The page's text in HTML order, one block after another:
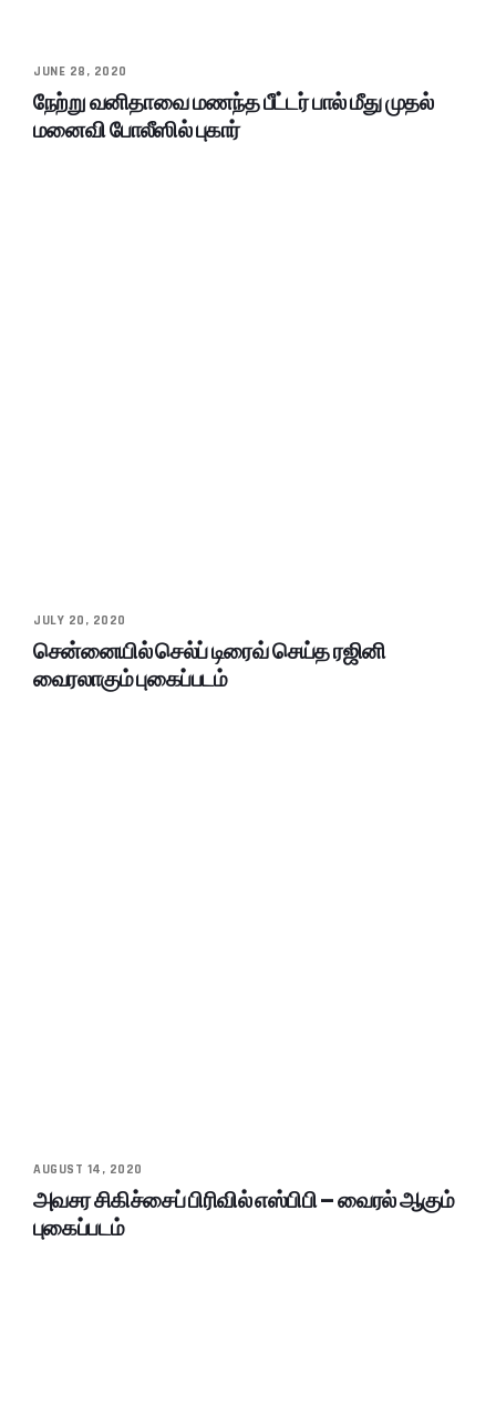
JUNE 28, 2020
நேற்று வனிதாவை மணந்த பீட்டர் பால் மீது முதல்
மனைவி போலீஸில் புகார்
JULY 20, 2020
சென்னையில் செல்ப் டிரைவ் செய்த ரஜினி
வைரலாகும் புகைப்படம்
AUGUST 14, 2020
அவசர சிகிச்சைப் பிரிவில் எஸ்பிபி – வைரல் ஆகும்
புகைப்படம்